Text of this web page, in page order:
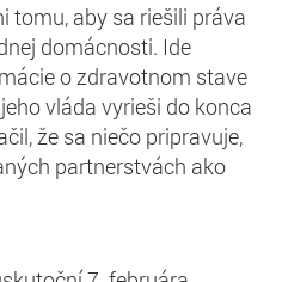
tomu, aby sa riešili práva
domácnosti. Ide
o zdravotnom stave
vláda vyrieši do konca
že sa niečo pripravuje,
partnerstvách ako